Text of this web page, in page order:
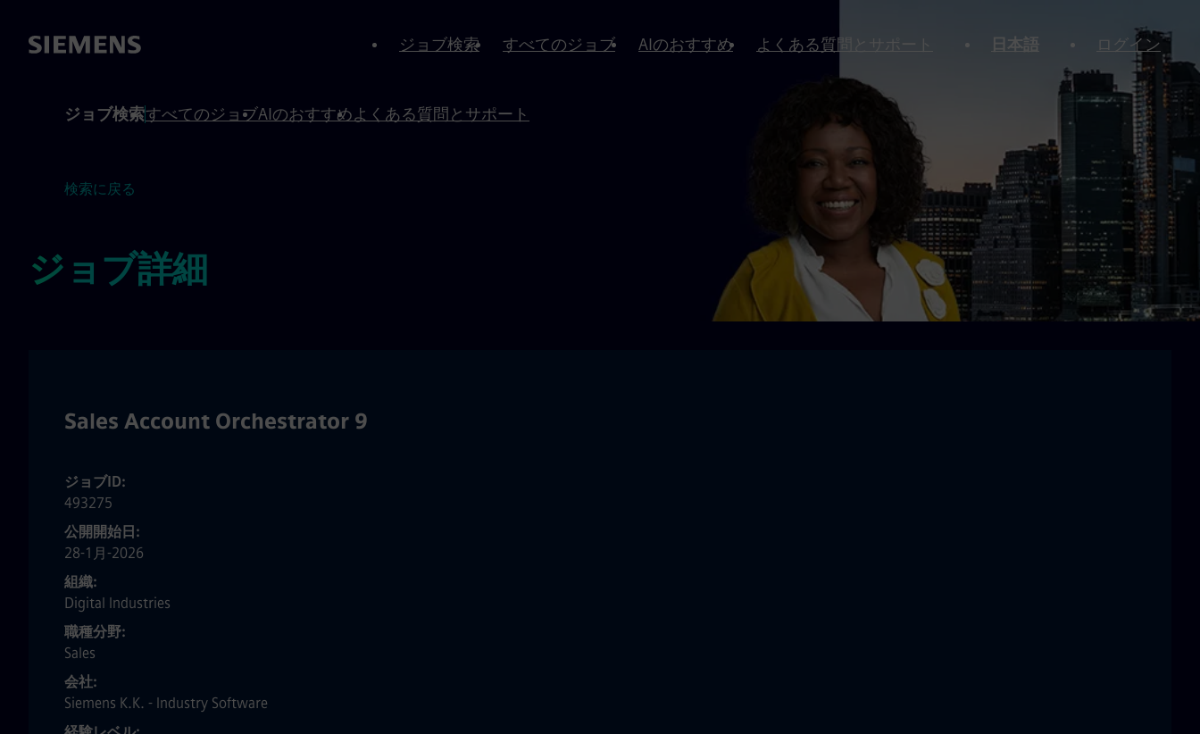
ジョブ検索 すべてのジョブ AIのおすすめ よくある質問とサポート 日本語 ログイン
ジョブ検索すべてのジョブAIのおすすめよくある質問とサポート
検索に戻る
ジョブ詳細
Sales Account Orchestrator 9
ジョブID
493275
公開開始日
28-1月-2026
組織
Digital Industries
職種分野
Sales
会社
Siemens K.K. - Industry Software